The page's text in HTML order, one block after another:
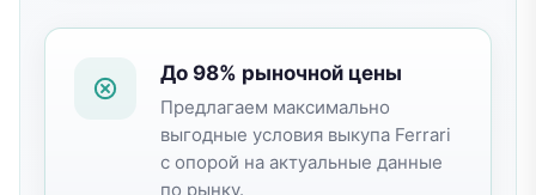
До 98% рыночной цены
Предлагаем максимально
выгодные условия выкупа Ferrari
с опорой на актуальные данные
по рынку.